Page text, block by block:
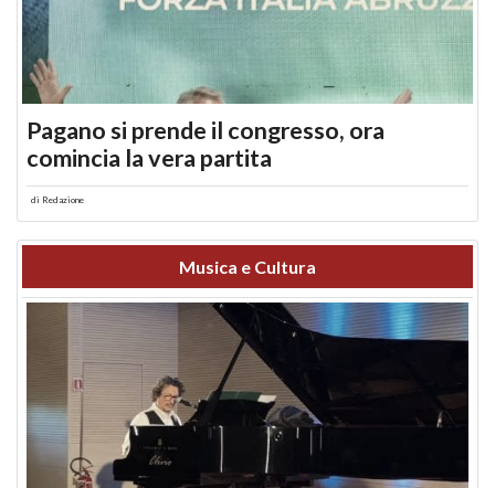
Pagano si prende il congresso, ora
comincia la vera partita
di Redazione
Musica e Cultura